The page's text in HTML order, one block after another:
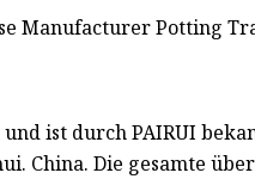
ist durch PAIRUI
China. Die gesamte